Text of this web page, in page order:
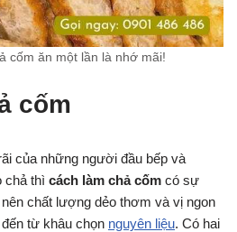
cốm ăn một lần là nhớ mãi!
cốm
của những người đầu bếp và
chả thì cách làm chả cốm có sự
chất lượng dẻo thơm và vị ngon
từ khâu chọn nguyên liệu. Có hai